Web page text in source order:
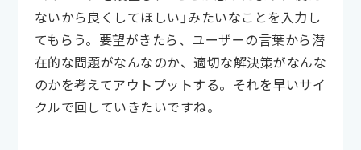
ないから良くしてほしい」みたいなことを入力し
てもらう。要望がきたら、ユーザーの言葉から潜
在的な問題がなんなのか、適切な解決策がなんな
のかを考えてアウトプットする。それを早いサイ
クルで回していきたいですね。